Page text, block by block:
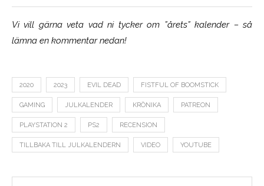
Vi vill gärna veta vad ni tycker om ”årets” kalender – så
lämna en kommentar nedan!
2020 2023 EVIL DEAD FISTFUL OF BOOMSTICK
GAMING JULKALENDER KRÖNIKA PATREON
PLAYSTATION 2 PS2 RECENSION
TILLBAKA TILL JULKALENDERN VIDEO YOUTUBE